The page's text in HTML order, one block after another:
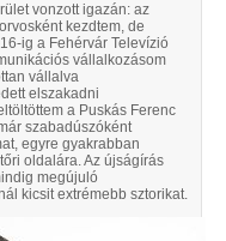
vonzott igazán: az
kezdtem, de
ig a Fehérvár Televízió
vállalkozásom
vállalva
elszakadni
a Puskás Ferenc
szabadúszóként
egyre gyakrabban
oldalára. Az újságírás
megújuló
kicsit extrémebb sztorikat.